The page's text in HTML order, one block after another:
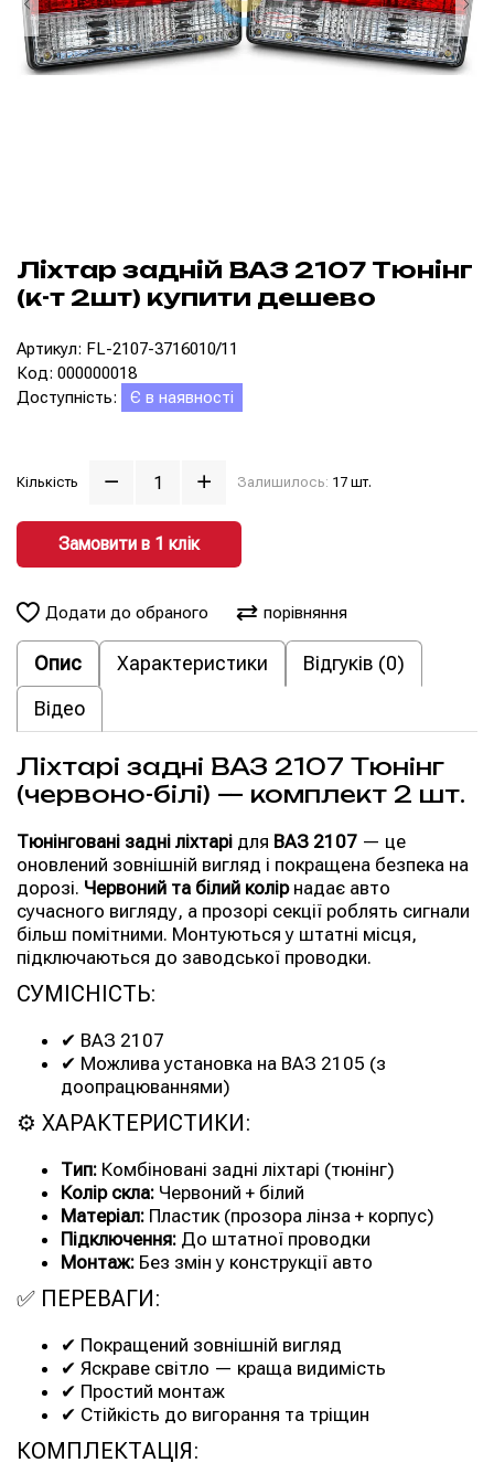
Ліхтар задній ВАЗ 2107 Тюнінг
(к-т 2шт) купити дешево
Артикул: FL-2107-3716010/11
Код: 000000018
Доступність:
Є в наявності
Кількість Залишилось: 17 шт.
Замовити в 1 клiк
Додати до обраного порівняння
Опис Характеристики
Відгуків (0)
Відео
Ліхтарі задні ВАЗ 2107 Тюнінг
(червоно-білі) — комплект 2 шт.
Тюнінговані задні ліхтарі для ВАЗ 2107 — це
оновлений зовнішній вигляд і покращена безпека на
дорозі. Червоний та білий колірнадає авто
сучасного вигляду, а прозорі секції роблять сигнали
більш помітними. Монтуються у штатні місця,
підключаються до заводської проводки.
СУМІСНІСТЬ:
✔ ВАЗ 2107
✔ Можлива установка на ВАЗ 2105 (з
доопрацюваннями)
⚙ ХАРАКТЕРИСТИКИ:
Тип: Комбіновані задні ліхтарі (тюнінг)
Колір скла: Червоний + білий
Матеріал: Пластик (прозора лінза + корпус)
Підключення: До штатної проводки
Монтаж: Без змін у конструкції авто
✅ ПЕРЕВАГИ:
✔ Покращений зовнішній вигляд
✔ Яскраве світло — краща видимість
✔ Простий монтаж
✔ Стійкість до вигорання та тріщин
КОМПЛЕКТАЦІЯ: